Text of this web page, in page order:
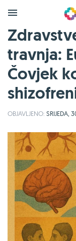
travnja:
Čovjek
OBJAVLJENO: SRIJEDA,